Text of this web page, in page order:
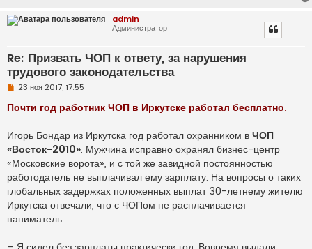
admin
Администратор
Re: Призвать ЧОП к ответу, за нарушения
трудового законодательства
Н
п
р
ч
и
т
а
н
н
е
с
о
о
щ
23 ноя 2017, 17:55
Почти год работник ЧОП в Иркутске работал бесплатно.
Игорь Бондар из Иркутска год работал охранником в ЧОП
«Восток-2010». Мужчина исправно охранял бизнес-центр
«Московские ворота», и с той же завидной постоянностью
работодатель не выплачивал ему зарплату. На вопросы о таких
глобальных задержках положенных выплат 30-летнему жителю
Иркутска отвечали, что с ЧОПом не расплачивается
наниматель.